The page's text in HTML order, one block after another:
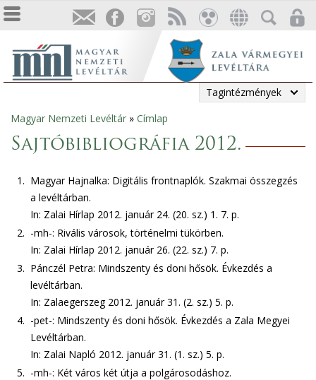
Tagintézmények
Jelenlegi
hely
Magyar Nemzeti Levéltár » Címlap
Sajtóbibliográfia 2012.
1. Magyar Hajnalka: Digitális frontnaplók. Szakmai összegzés
a levéltárban.
In: Zalai Hírlap 2012. január 24. (20. sz.) 1. 7. p.
2. -mh-: Rivális városok, történelmi tükörben.
In: Zalai Hírlap 2012. január 26. (22. sz.) 7. p.
3. Pánczél Petra: Mindszenty és doni hősök. Évkezdés a
levéltárban.
In: Zalaegerszeg 2012. január 31. (2. sz.) 5. p.
4. -pet-: Mindszenty és doni hősök. Évkezdés a Zala Megyei
Levéltárban.
In: Zalai Napló 2012. január 31. (1. sz.) 5. p.
5. -mh-: Két város két útja a polgárosodáshoz.